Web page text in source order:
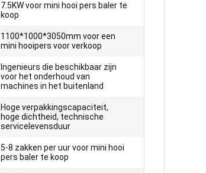
7.5KW voor mini hooi pers baler te
koop
1100*1000*3050mm voor een
mini hooipers voor verkoop
Ingenieurs die beschikbaar zijn
voor het onderhoud van
machines in het buitenland
Hoge verpakkingscapaciteit,
hoge dichtheid, technische
servicelevensduur
5-8 zakken per uur voor mini hooi
pers baler te koop